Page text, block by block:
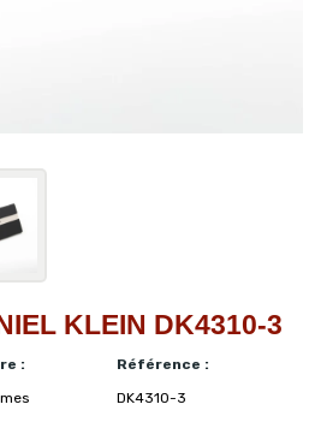
KLEIN DK4310-3
:
Référence :
DK4310-3